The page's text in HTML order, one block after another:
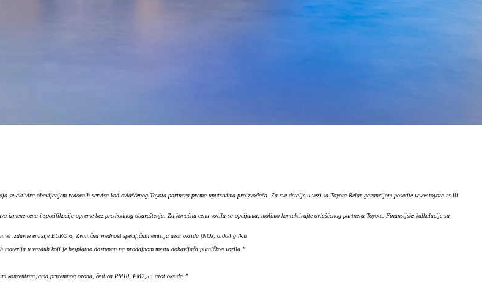
aktivira obavljanjem redovnih servisa kod ovlašćenog Toyota partnera prema uputstvima proizvođača. Za sve detalje u vezi sa Toyota Relax garancijom posetite www.toyota.rs ili
cena i specifikacija opreme bez prethodnog obaveštenja. Za konačnu cenu vozila sa opcijama, molimo kontaktirajte ovlašćenog partnera Toyote. Finansijske kalkulacije su
izduvne emisije EURO 6; Zvanična vrednost specifičnih emisija azot oksida (NOx) 0.004 g /km
u vazduh koji je besplatno dostupan na prodajnom mestu dobavljača putničkog vozila.”
koncentracijama prizemnog ozona, čestica PM10, PM2,5 i azot oksida.”